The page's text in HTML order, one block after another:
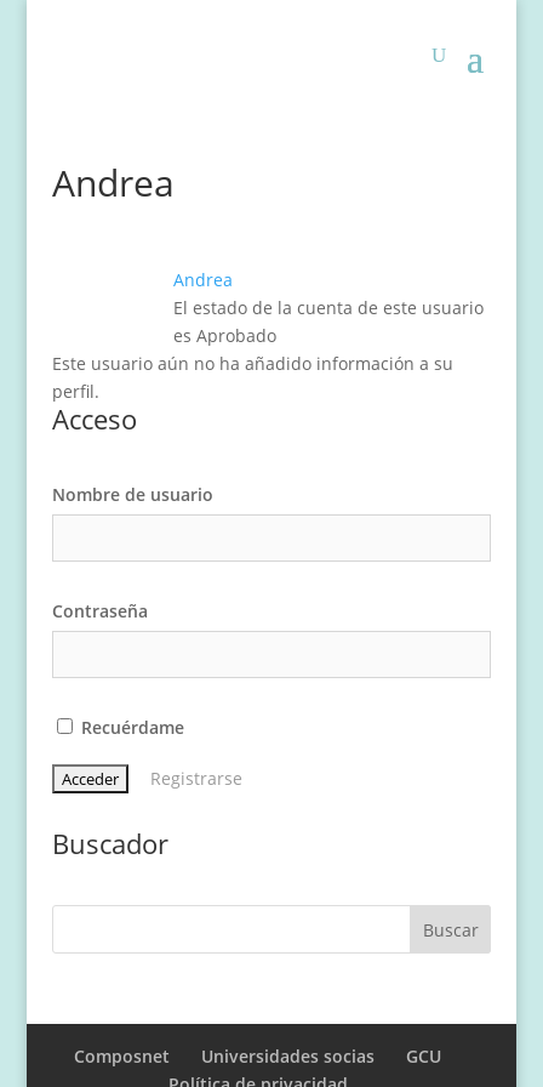
Andrea
Andrea
El estado de la cuenta de este usuario
es Aprobado
Este usuario aún no ha añadido información a su
perfil.
Acceso
Nombre de usuario
Contraseña
Recuérdame
Registrarse
Buscador
Composnet Universidades socias
GCU